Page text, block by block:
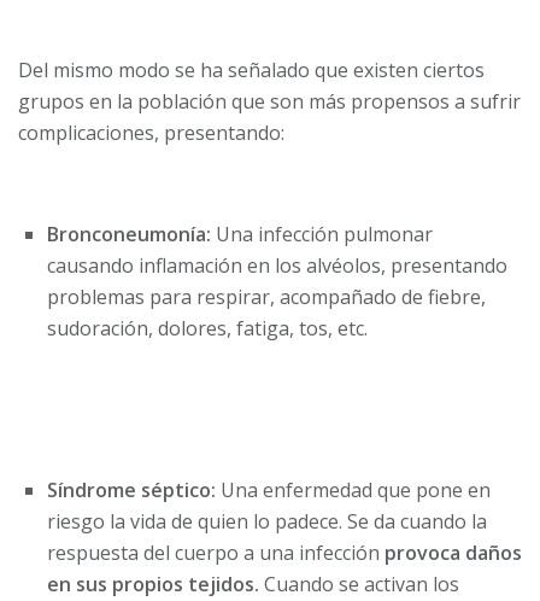
Del mismo modo se ha señalado que existen ciertos
grupos en la población que son más propensos a sufrir
complicaciones, presentando:
Bronconeumonía: Una infección pulmonar
causando inflamación en los alvéolos, presentando
problemas para respirar, acompañado de fiebre,
sudoración, dolores, fatiga, tos, etc.
Síndrome séptico: Una enfermedad que pone en
riesgo la vida de quien lo padece. Se da cuando la
respuesta del cuerpo a una infección provoca daños
en sus propios tejidos. Cuando se activan los